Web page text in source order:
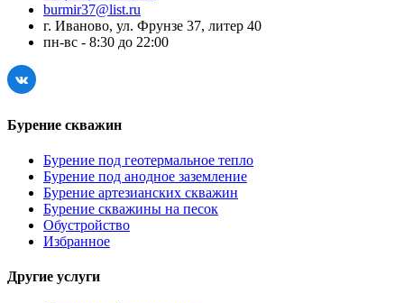
burmir37@list.ru
г. Иваново, ул. Фрунзе 37, литер 40
пн-вс - 8:30 до 22:00
Бурение скважин
Бурение под геотермальное тепло
Бурение под анодное заземление
Бурение артезианских скважин
Бурение скважины на песок
Обустройство
Избранное
Другие услуги